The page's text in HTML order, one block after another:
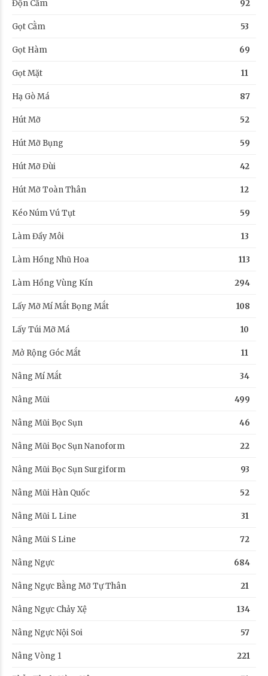
Độn Cằm 92
Gọt Cằm 53
Gọt Hàm 69
Gọt Mặt 11
Hạ Gò Má 87
Hút Mỡ 52
Hút Mỡ Bụng 59
Hút Mỡ Đùi 42
Hút Mỡ Toàn Thân 12
Kéo Núm Vú Tụt 59
Làm Đầy Môi 13
Làm Hồng Nhũ Hoa 113
Làm Hồng Vùng Kín 294
Lấy Mỡ Mí Mắt Bọng Mắt 108
Lấy Túi Mỡ Má 10
Mở Rộng Góc Mắt 11
Nâng Mí Mắt 34
Nâng Mũi 499
Nâng Mũi Bọc Sụn 46
Nâng Mũi Bọc Sụn Nanoform 22
Nâng Mũi Bọc Sụn Surgiform 93
Nâng Mũi Hàn Quốc 52
Nâng Mũi L Line 31
Nâng Mũi S Line 72
Nâng Ngực 684
Nâng Ngực Bằng Mỡ Tự Thân 21
Nâng Ngực Chảy Xệ 134
Nâng Ngực Nội Soi 57
Nâng Vòng 1 221